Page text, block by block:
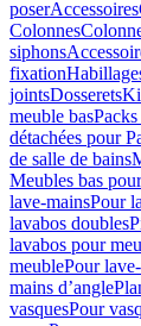
poserAccessoires
Colonnes
siphons
fixation
jointsDosserets
meuble bas
détachées pour
de salle de bains
Meubles bas
lave-mainsPour
lavabos doubles
lavabos pour
meublePour
mains d’angle
vasquesPour